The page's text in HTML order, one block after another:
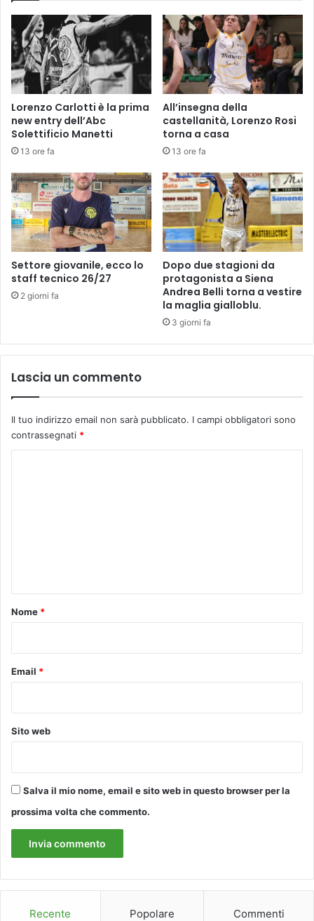
g
g
i
o
a
m
i
o
n
a
t
i
a
s
s
o
e
o
n
a
i
t
o
r
'
Lorenzo Carlotti è la prima
new entry dell’Abc
Solettificio Manetti
13 ore fa
All’insegna della
castellanità, Lorenzo Rosi
torna a casa
13 ore fa
Settore giovanile, ecco lo
staff tecnico 26/27
2 giorni fa
Dopo due stagioni da
protagonista a Siena
Andrea Belli torna a vestire
la maglia gialloblu.
3 giorni fa
Lascia un commento
Il tuo indirizzo email non sarà pubblicato. I campi obbligatori sono
contrassegnati *
o
Nome *
Email *
Sito web
Salva il mio nome, email e sito web in questo browser per la
prossima volta che commento.
Recente Popolare Commenti